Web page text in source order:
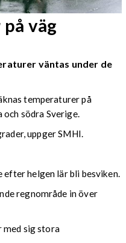
väg
väntas under de
temperaturer på
södra Sverige.
uppger SMHI.
efter helgen lär bli besviken.
regnområde in över
med sig stora